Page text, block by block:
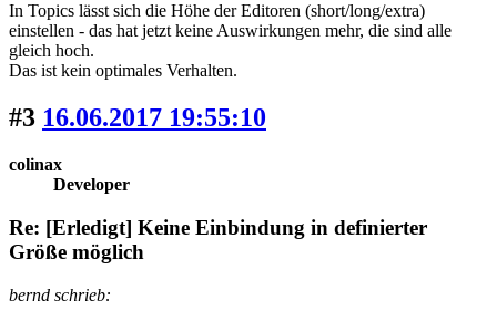
In Topics lässt sich die Höhe der Editoren (short/long/extra)
einstellen - das hat jetzt keine Auswirkungen mehr, die sind alle
gleich hoch.
Das ist kein optimales Verhalten.
#3 16.06.2017 19:55:10
colinax
Developer
Re: [Erledigt] Keine Einbindung in definierter
Größe möglich
bernd schrieb: